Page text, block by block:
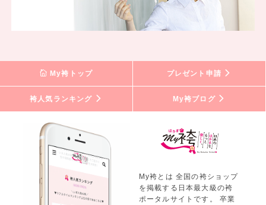
My袴トップ プレゼント申請
袴人気ランキング My袴ブログ
My袴とは 全国の袴ショップ
を掲載する日本最大級の袴
ポータルサイトです。 卒業